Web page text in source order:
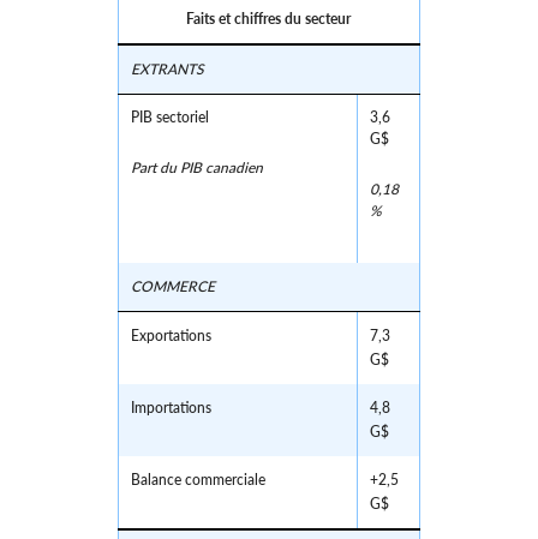
Faits et chiffres du secteur
EXTRANTS
PIB sectoriel
Part du PIB canadien
3,6
G$
0,18
%
COMMERCE
Exportations
7,3
G$
Importations
4,8
G$
Balance commerciale
+2,5
G$